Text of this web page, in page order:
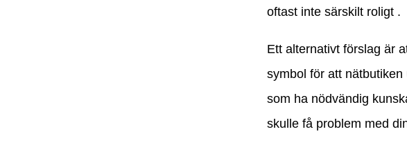
oftast inte särskilt roligt .
Ett alternativt förslag är
symbol för att
som ha nödvändig
skulle få problem med